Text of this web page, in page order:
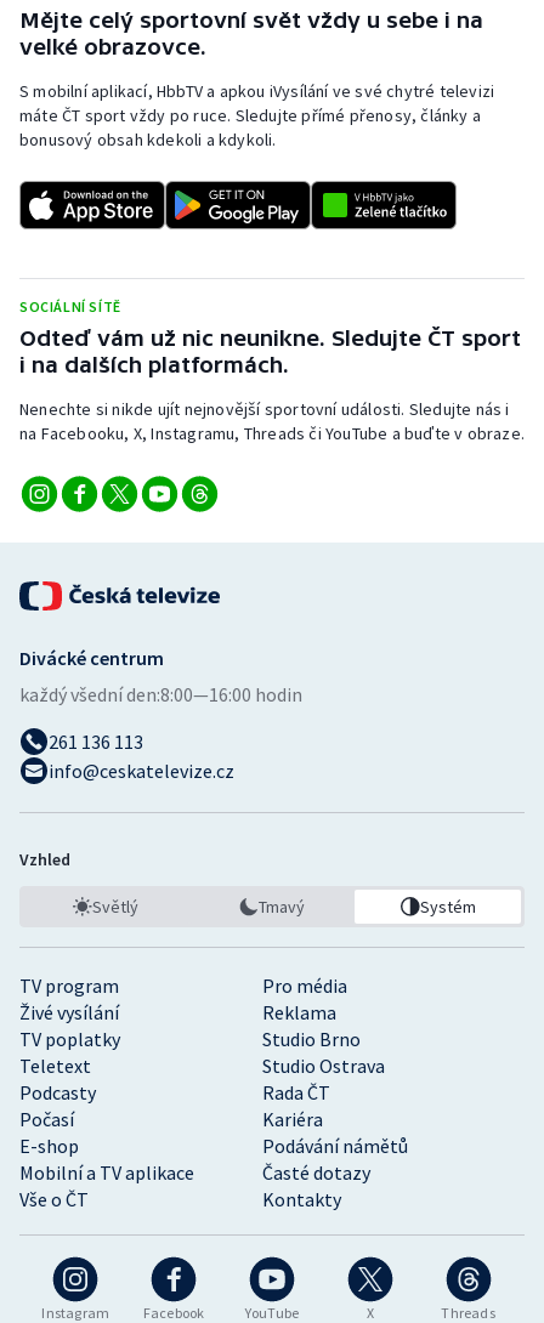
Rychlobruslení
Rychlostní kanoistika
Short track
Sportovní střelba
Triatlon
Veslování
Vodní slalom
Volejbal
Ostatní
Mějte celý sportovní svět vždy u sebe i na
velké obrazovce.
S mobilní aplikací, HbbTV a apkou iVysílání ve své chytré televizi
máte ČT sport vždy po ruce. Sledujte přímé přenosy, články a
bonusový obsah kdekoli a kdykoli.
SOCIÁLNÍ SÍTĚ
Odteď vám už nic neunikne. Sledujte ČT sport
i na dalších platformách.
Nenechte si nikde ujít nejnovější sportovní události. Sledujte nás i
na Facebooku, X, Instagramu, Threads či YouTube a buďte v obraze.
Instagram Facebook YouTube X Threads
TV program
Pro média
Živé vysílání
Reklama
TV poplatky
Studio Brno
Teletext
Studio Ostrava
Podcasty
Rada ČT
Počasí
Kariéra
E-shop
Podávání námětů
Mobilní a TV aplikace
Časté dotazy
Vše o ČT
Kontakty
Divácké centrum
každý všední den:8:00—16:00 hodin
261 136 113
info@ceskatelevize.cz
Vzhled
Světlý Tmavý Systém